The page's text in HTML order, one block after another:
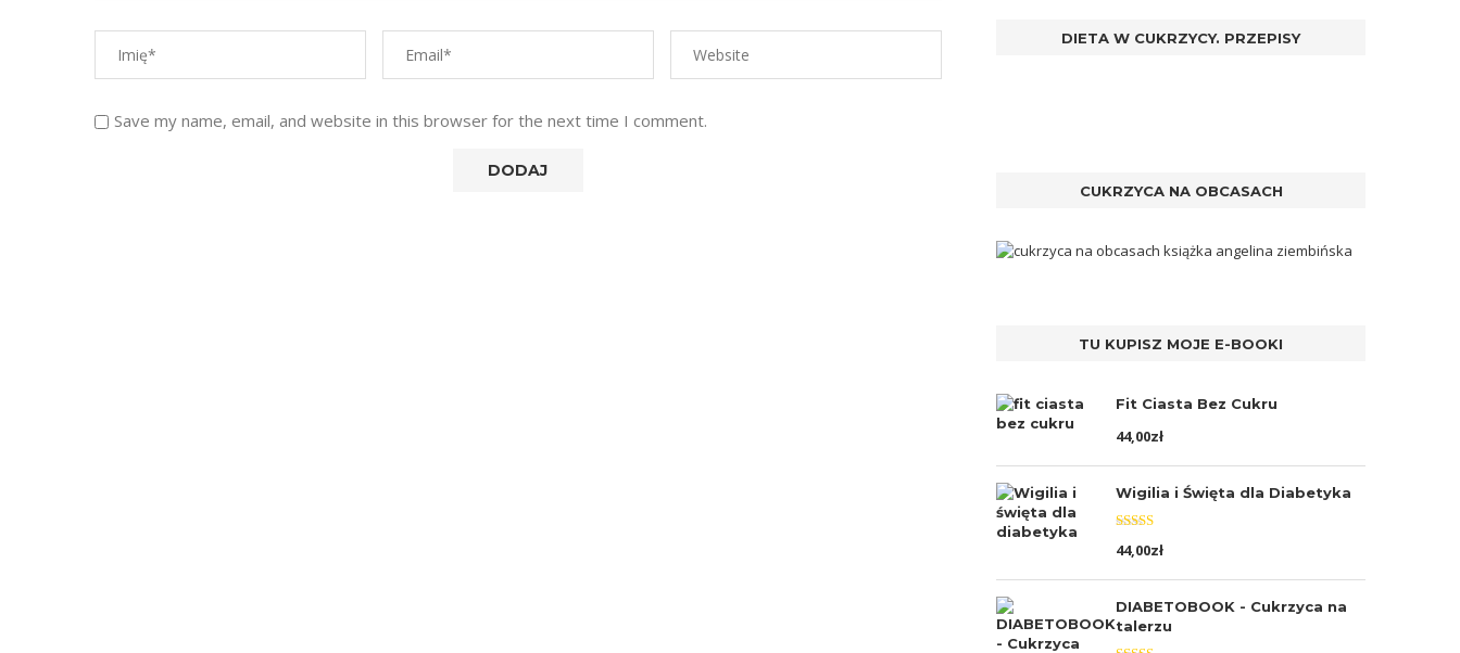
Save my name, email, and website in this browser for the next time I comment.
DIETA W CUKRZYCY. PRZEPISY
CUKRZYCA NA OBCASACH
TU KUPISZ MOJE E-BOOKI
Fit Ciasta Bez Cukru
44,00zł
Wigilia i Święta dla Diabetyka
Oceniono
5.00na 5
44,00zł
DIABETOBOOK - Cukrzyca na
talerzu